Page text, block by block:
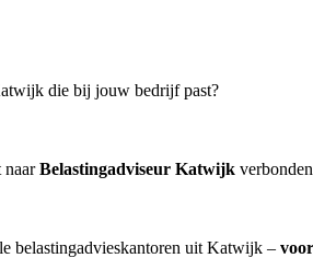
die bij jouw bedrijf past?
naarBelastingadviseur Katwijk
belastingadvieskantoren uit Katwijk –